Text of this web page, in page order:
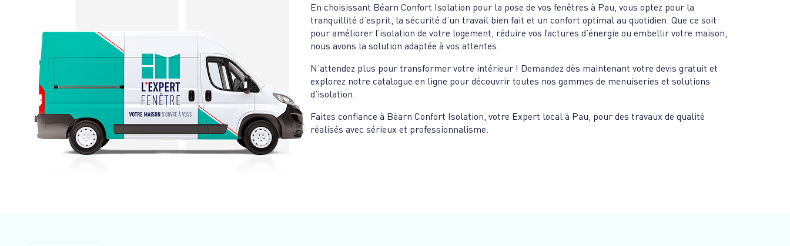
En choisissant Béarn Confort Isolation pour la pose de vos fenêtres à Pau, vous optez pour la
tranquillité d’esprit, la sécurité d’un travail bien fait et un confort optimal au quotidien. Que ce soit
pour améliorer l’isolation de votre logement, réduire vos factures d’énergie ou embellir votre maison,
nous avons la solution adaptée à vos attentes.
N’attendez plus pour transformer votre intérieur ! Demandez dès maintenant votre devis gratuit et
explorez notre catalogue en ligne pour découvrir toutes nos gammes de menuiseries et solutions
d’isolation.
Faites confiance à Béarn Confort Isolation, votre Expert local à Pau, pour des travaux de qualité
réalisés avec sérieux et professionnalisme.